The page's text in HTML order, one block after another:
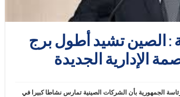
: الصين تشيد أطول برج
الإدارية الجديدة
الجمهورية بأن الشركات الصينية تمارس نشاطا كبيرا في